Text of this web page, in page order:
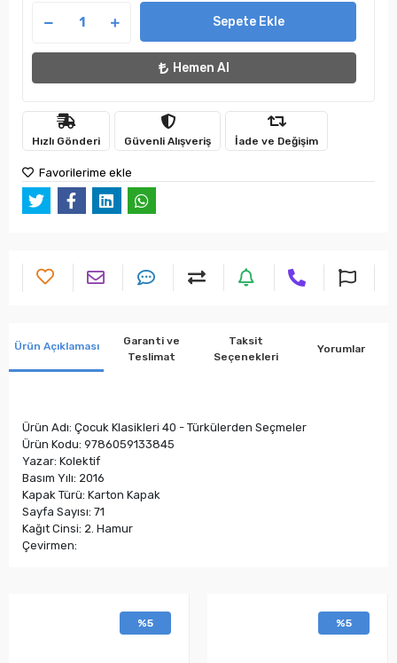
Sepete Ekle
Hemen Al
Hızlı Gönderi Güvenli Alışveriş İade ve Değişim
Favorilerime ekle
Ürün Açıklaması
Garanti ve
Teslimat
Taksit
Seçenekleri
Yorumlar
Ürün Adı: Çocuk Klasikleri 40 - Türkülerden Seçmeler
Ürün Kodu: 9786059133845
Yazar: Kolektif
Basım Yılı: 2016
Kapak Türü: Karton Kapak
Sayfa Sayısı: 71
Kağıt Cinsi: 2. Hamur
Çevirmen:
%5 %5